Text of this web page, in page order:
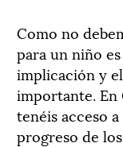
Como no
para un niño
implicación y
importante. En
tenéis acceso
progreso de